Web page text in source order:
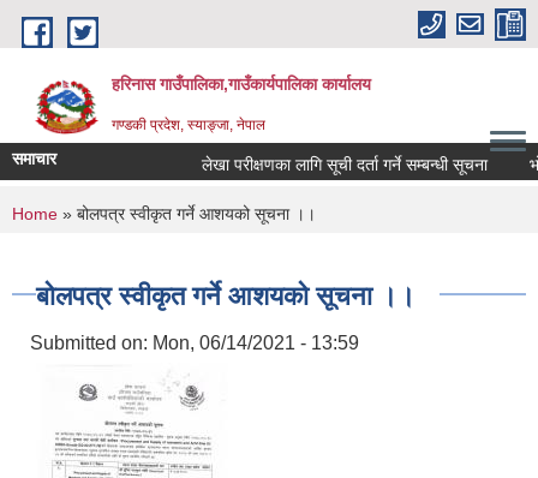
Skip to main content
हरिनास गाउँपालिका,गाउँकार्यपालिका कार्यालय
गण्डकी प्रदेश, स्याङ्जा, नेपाल
समाचार लेखा परीक्षणका लागि सूची दर्ता गर्ने सम्बन्धी सूचना भोज
You are here
Home » बोलपत्र स्वीकृत गर्ने आशयको सूचना ।।
बोलपत्र स्वीकृत गर्ने आशयको सूचना ।।
Submitted on: Mon, 06/14/2021 - 13:59